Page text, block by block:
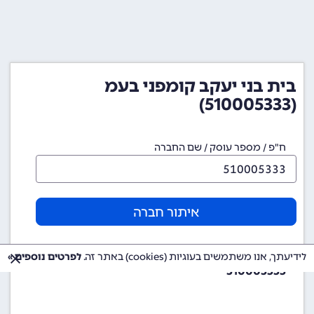
בית בני יעקב קומפני בעמ
(510005333)
ח"פ / מספר עוסק / שם החברה
איתור חברה
510005333
לידיעתך, אנו משתמשים בעוגיות (cookies) באתר זה. לפרטים נוספים »